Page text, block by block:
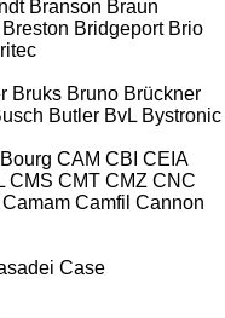
Branson Braun
Breston Bridgeport Brio
Bruks Bruno Brückner
Butler BvL Bystronic
CAM CBI CEIA
CMS CMT CMZ CNC
Camam Camfil Cannon
Case